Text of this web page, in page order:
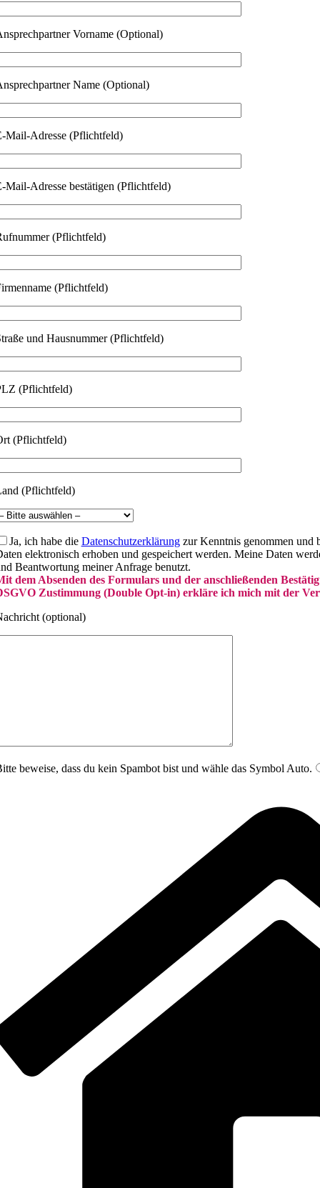
Vorname (Optional)
Name (Optional)
Mail-Adresse (Pflichtfeld)
lasse dieses Feld leer.
Mail-Adresse bestätigen (Pflichtfeld)
(Pflichtfeld)
(Pflichtfeld)
und Hausnummer (Pflichtfeld)
(Pflichtfeld)
(Pflichtfeld)
(Pflichtfeld)
Ja, ich habe die Datenschutzerklärungzur Kenntnis genommen und
elektronisch erhoben und gespeichert werden. Meine Daten
Beantwortung meiner Anfrage benutzt.
dem Absenden des Formulars und der anschließenden
Zustimmung (Double Opt-in) erkläre ich mich mit der
(optional)
beweise, dass du kein Spambot bist und wähle das Symbol Auto.